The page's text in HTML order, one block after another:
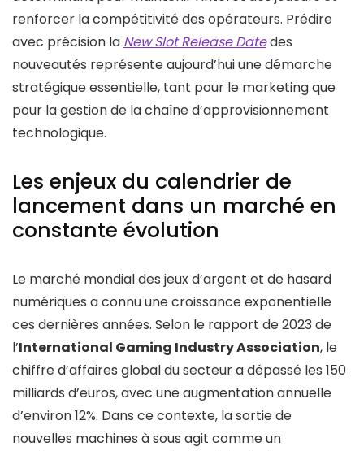
renforcer la compétitivité des opérateurs. Prédire
avec précision la New Slot Release Datedes
nouveautés représente aujourd’hui une démarche
stratégique essentielle, tant pour le marketing que
pour la gestion de la chaîne d’approvisionnement
technologique.
Les enjeux du calendrier de
lancement dans un marché en
constante évolution
Le marché mondial des jeux d’argent et de hasard
numériques a connu une croissance exponentielle
ces dernières années. Selon le rapport de 2023 de
l’International Gaming Industry Association, le
chiffre d’affaires global du secteur a dépassé les 150
milliards d’euros, avec une augmentation annuelle
d’environ 12%. Dans ce contexte, la sortie de
nouvelles machines à sous agit comme un